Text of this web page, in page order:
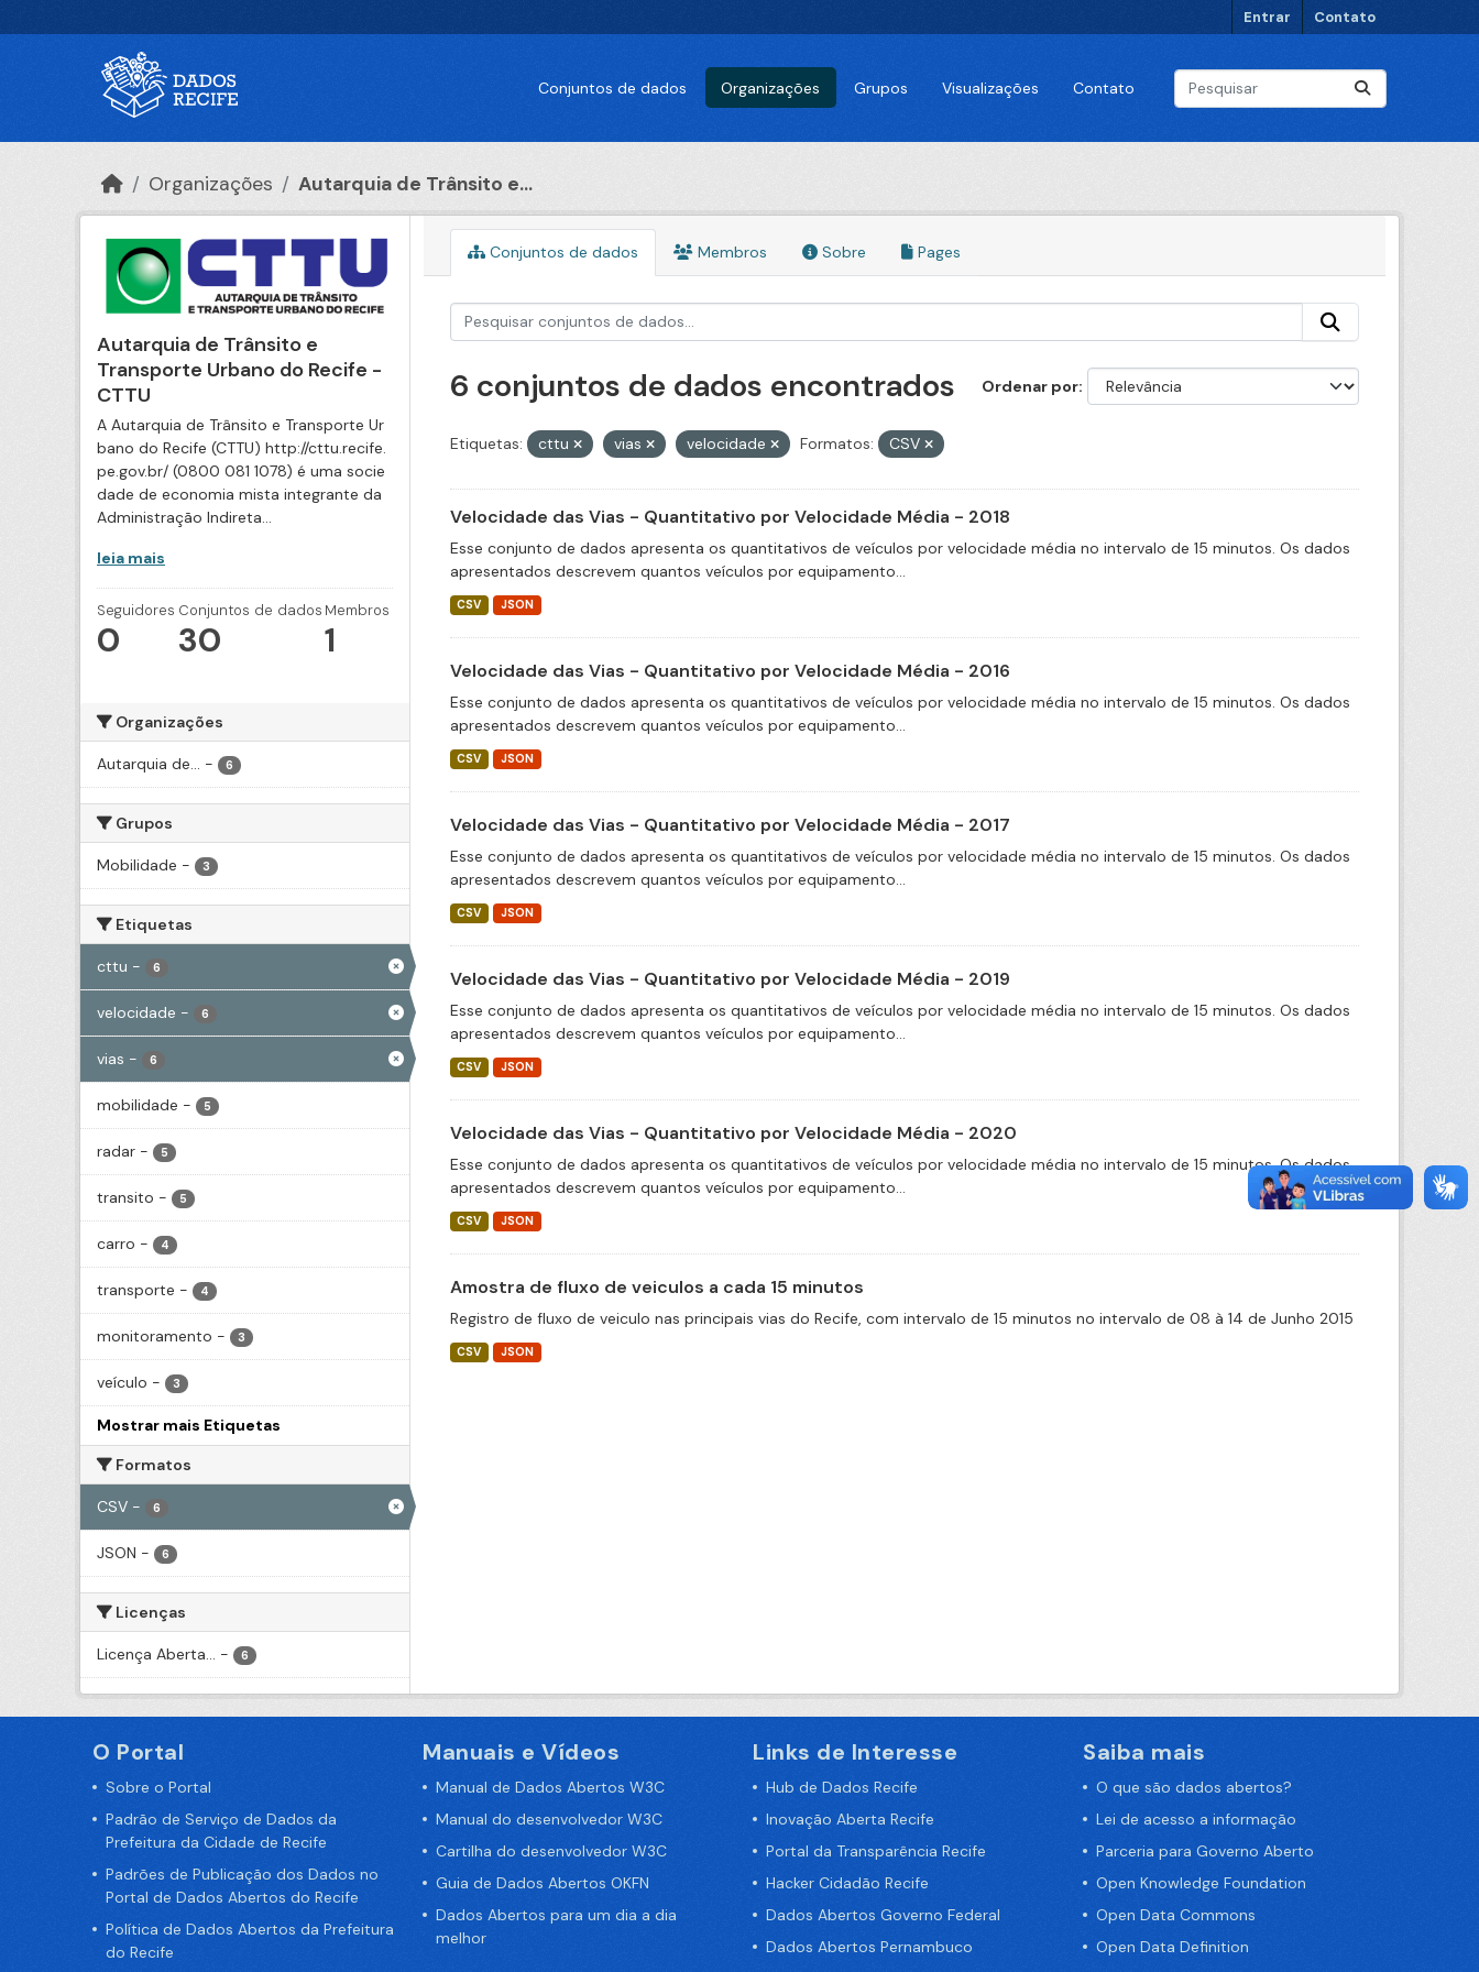
Entrar Contato
Conjuntos de dados Organizações Grupos Visualizações Contato
Organizações Autarquia de Trânsito e...
Autarquia de Trânsito e
Transporte Urbano do Recife -
CTTU
A Autarquia de Trânsito e Transporte Ur
bano do Recife (CTTU) http://cttu.recife.
pe.gov.br/ (0800 081 1078) é uma socie
dade de economia mista integrante da
Administração Indireta...
leia mais
Seguidores
0
Conjuntos de dados
30
Membros
1
Organizações
Autarquia de... - 6
Grupos
Mobilidade - 3
Etiquetas
cttu - 6
velocidade - 6
vias - 6
mobilidade - 5
radar - 5
transito - 5
carro - 4
transporte - 4
monitoramento - 3
veículo - 3
Mostrar mais Etiquetas
Formatos
CSV - 6
JSON - 6
Licenças
Licença Aberta... - 6
Conjuntos de dados Membros Sobre Pages
Ordenar por
6 conjuntos de dados encontrados
Etiquetas: cttu vias velocidade Formatos: CSV
Velocidade das Vias - Quantitativo por Velocidade Média - 2018
Esse conjunto de dados apresenta os quantitativos de veículos por velocidade média no intervalo de 15 minutos. Os dados
apresentados descrevem quantos veículos por equipamento...
CSV JSON
Velocidade das Vias - Quantitativo por Velocidade Média - 2016
Esse conjunto de dados apresenta os quantitativos de veículos por velocidade média no intervalo de 15 minutos. Os dados
apresentados descrevem quantos veículos por equipamento...
CSV JSON
Velocidade das Vias - Quantitativo por Velocidade Média - 2017
Esse conjunto de dados apresenta os quantitativos de veículos por velocidade média no intervalo de 15 minutos. Os dados
apresentados descrevem quantos veículos por equipamento...
CSV JSON
Velocidade das Vias - Quantitativo por Velocidade Média - 2019
Esse conjunto de dados apresenta os quantitativos de veículos por velocidade média no intervalo de 15 minutos. Os dados
apresentados descrevem quantos veículos por equipamento...
CSV JSON
Velocidade das Vias - Quantitativo por Velocidade Média - 2020
Esse conjunto de dados apresenta os quantitativos de veículos por velocidade média no intervalo de 15 minutos. Os dados
apresentados descrevem quantos veículos por equipamento...
CSV JSON
Amostra de fluxo de veiculos a cada 15 minutos
Registro de fluxo de veiculo nas principais vias do Recife, com intervalo de 15 minutos no intervalo de 08 à 14 de Junho 2015
CSV JSON
O Portal
Sobre o Portal
Padrão de Serviço de Dados da
Prefeitura da Cidade de Recife
Padrões de Publicação dos Dados no
Portal de Dados Abertos do Recife
Política de Dados Abertos da Prefeitura
do Recife
Manuais e Vídeos
Manual de Dados Abertos W3C
Manual do desenvolvedor W3C
Cartilha do desenvolvedor W3C
Guia de Dados Abertos OKFN
Dados Abertos para um dia a dia
melhor
Links de Interesse
Hub de Dados Recife
Inovação Aberta Recife
Portal da Transparência Recife
Hacker Cidadão Recife
Dados Abertos Governo Federal
Dados Abertos Pernambuco
Saiba mais
O que são dados abertos?
Lei de acesso a informação
Parceria para Governo Aberto
Open Knowledge Foundation
Open Data Commons
Open Data Definition